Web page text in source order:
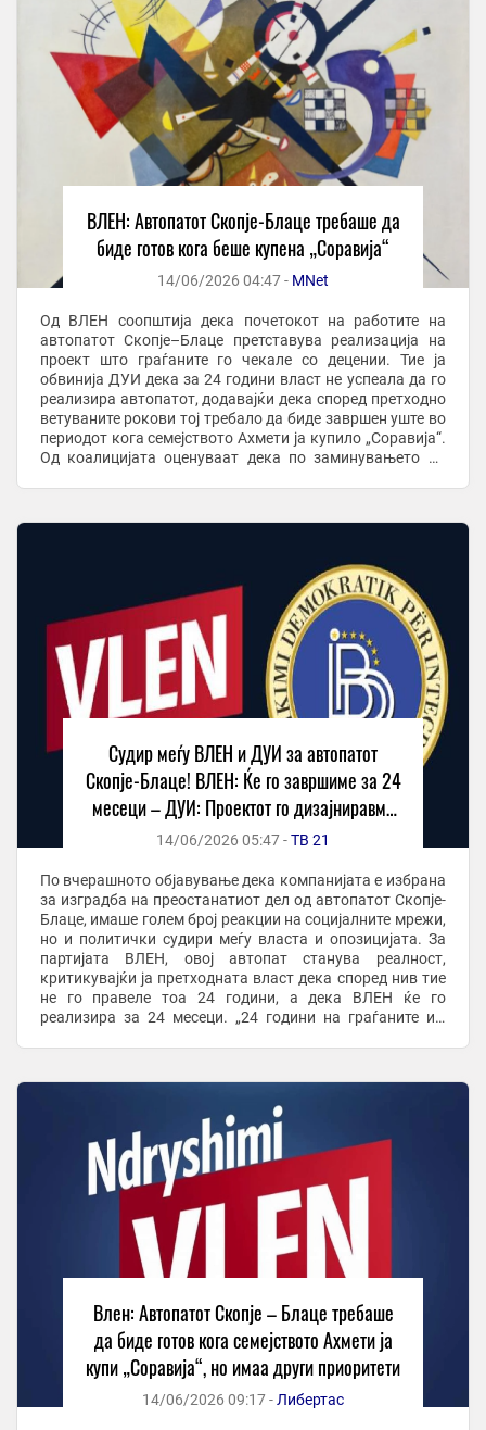
ВЛЕН: Автопатот Скопје-Блаце требаше да
биде готов кога беше купена „Соравија“
14/06/2026 04:47 - MNet
Од ВЛЕН соопштија дека почетокот на работите на
автопатот Скопје–Блаце претставува реализација на
проект што граѓаните го чекале со децении. Тие ја
обвинија ДУИ дека за 24 години власт не успеала да го
реализира автопатот, додавајќи дека според претходно
ветуваните рокови тој требало да биде завршен уште во
периодот кога семејството Ахмети ја купило „Соравија“.
Од коалицијата оценуваат дека по заминувањето на
Судир меѓу ВЛЕН и ДУИ за автопатот
Скопјe-Блаце! ВЛЕН: Ќе го завршиме за 24
месеци – ДУИ: Проектот го дизајниравме
ние
14/06/2026 05:47 -ТВ 21
По вчерашното објавување дека компанијата е избрана
за изградба на преостанатиот дел од автопатот Скопјe-
Блаце, имаше голем број реакции на социјалните мрежи,
но и политички судири меѓу власта и опозицијата. За
партијата ВЛЕН, овој автопат станува реалност,
критикувајќи ја претходната власт дека според нив тие
не го правеле тоа 24 години, а дека ВЛЕН ќе го
реализира за 24 месеци. „24 години на граѓаните им
Влен: Автопатот Скопје – Блаце требаше
да биде готов кога семејството Ахмети ја
купи „Соравија“, но имаа други приоритети
14/06/2026 09:17 - Либертас